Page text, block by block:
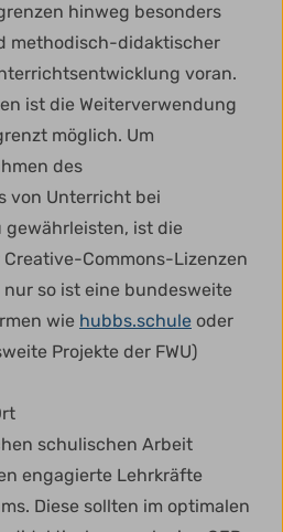
hinweg besonders
methodisch-didaktischer
voran.
ist die Weiterverwendung
möglich. Um
des
von Unterricht bei
gewährleisten, ist die
Commons-Lizenzen
so ist eine bundesweite
wie hubbs.schule oder
Projekte der FWU)
schulischen Arbeit
engagierte Lehrkräfte
Diese sollten im optimalen